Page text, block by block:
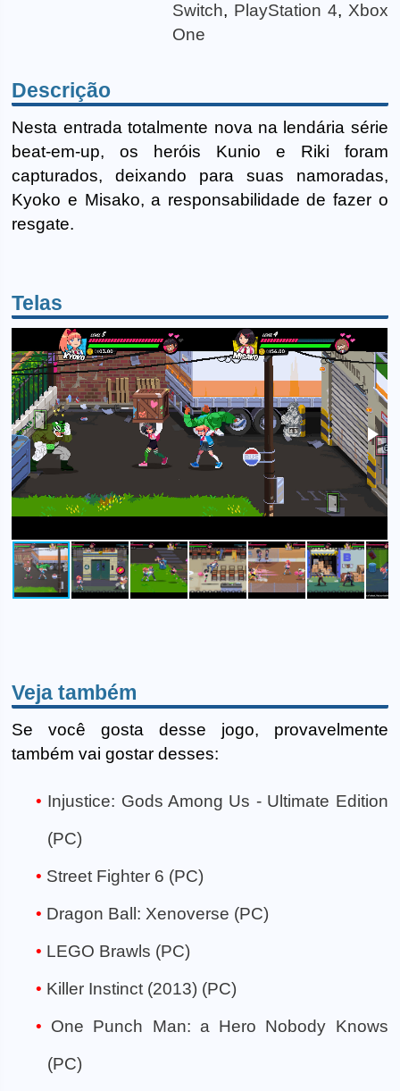
Switch, PlayStation 4, Xbox
One
Descrição
Nesta entrada totalmente nova na lendária série
beat-em-up, os heróis Kunio e Riki foram
capturados, deixando para suas namoradas,
Kyoko e Misako, a responsabilidade de fazer o
resgate.
Telas
Veja também
Se você gosta desse jogo, provavelmente
também vai gostar desses:
Injustice: Gods Among Us - Ultimate Edition
(PC)
Street Fighter 6 (PC)
Dragon Ball: Xenoverse (PC)
LEGO Brawls (PC)
Killer Instinct (2013) (PC)
One Punch Man: a Hero Nobody Knows
(PC)